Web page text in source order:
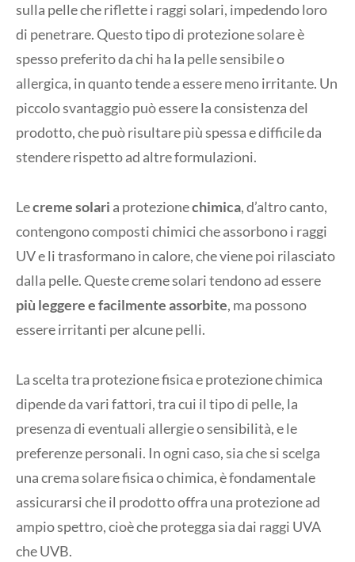
sulla pelle che riflette i raggi solari, impedendo loro
di penetrare. Questo tipo di protezione solare è
spesso preferito da chi ha la pelle sensibile o
allergica, in quanto tende a essere meno irritante. Un
piccolo svantaggio può essere la consistenza del
prodotto, che può risultare più spessa e difficile da
stendere rispetto ad altre formulazioni.
Lecreme solari a protezionechimica, d’altro canto,
contengono composti chimici che assorbono i raggi
UV e li trasformano in calore, che viene poi rilasciato
dalla pelle. Queste creme solari tendono ad essere
più leggere e facilmente assorbite, ma possono
essere irritanti per alcune pelli.
La scelta tra protezione fisica e protezione chimica
dipende da vari fattori, tra cui il tipo di pelle, la
presenza di eventuali allergie o sensibilità, e le
preferenze personali. In ogni caso, sia che si scelga
una crema solare fisica o chimica, è fondamentale
assicurarsi che il prodotto offra una protezione ad
ampio spettro, cioè che protegga sia dai raggi UVA
che UVB.